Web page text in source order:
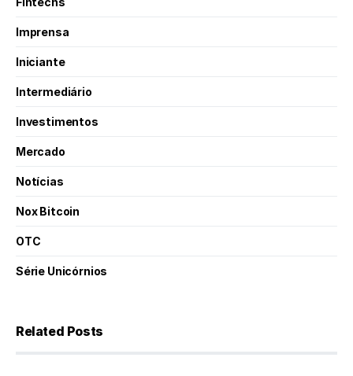
Imprensa
Iniciante
Intermediário
Investimentos
Mercado
Notícias
Nox Bitcoin
OTC
Série Unicórnios
Related Posts